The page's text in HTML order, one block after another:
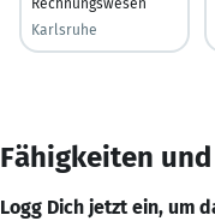
Karlsruhe
Fähigkeiten
Logg Dich jetzt ein, um